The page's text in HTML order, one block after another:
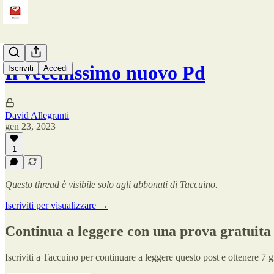
Iscriviti Accedi
Il vecchissimo nuovo Pd
David Allegranti
gen 23, 2023
1
Questo thread è visibile solo agli abbonati di Taccuino.
Iscriviti per visualizzare →
Continua a leggere con una prova
Iscriviti a Taccuino per continuare a leggere questo post e ottenere